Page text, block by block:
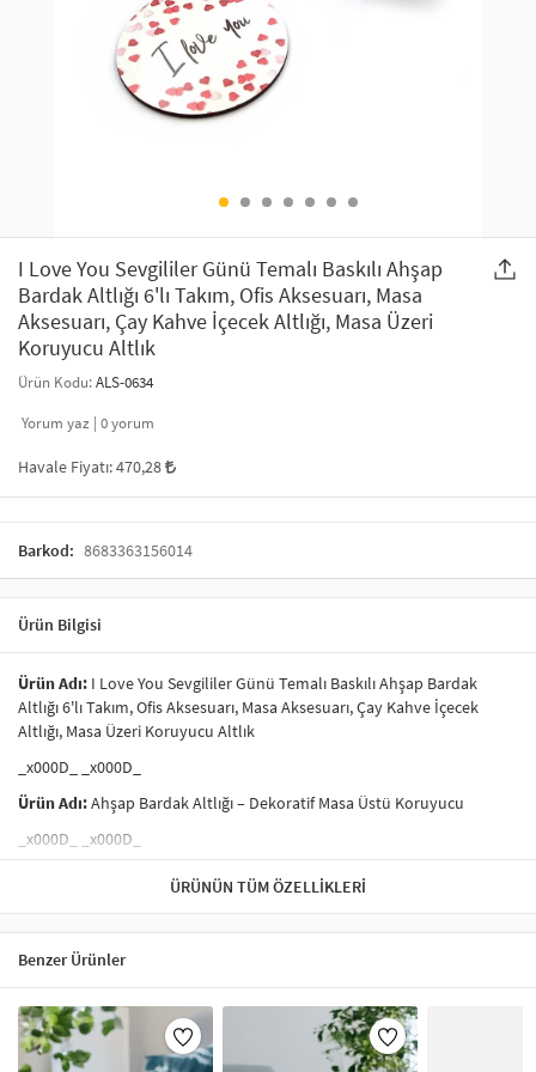
SAÇ AKSESUARLARI
GELİN / DÜĞÜN AKSESUARLARI
ŞAL VE FULAR
ODA KOKUSU VE MUM
YILBAŞI ÜRÜNLERİ
I Love You Sevgililer Günü Temalı Baskılı Ahşap
Bardak Altlığı 6'lı Takım, Ofis Aksesuarı, Masa
Aksesuarı, Çay Kahve İçecek Altlığı, Masa Üzeri
Koruyucu Altlık
Ürün Kodu:ALS-0634
Yorum yaz | 0yorum
Havale Fiyatı:470,28
Barkod: 8683363156014
Ürün Bilgisi
Ürün Adı: I Love You Sevgililer Günü Temalı Baskılı Ahşap Bardak
Altlığı 6'lı Takım, Ofis Aksesuarı, Masa Aksesuarı, Çay Kahve İçecek
Altlığı, Masa Üzeri Koruyucu Altlık
_x000D_ _x000D_
Ürün Adı:Ahşap Bardak Altlığı – Dekoratif Masa Üstü Koruyucu
_x000D_ _x000D_
Masalarınızda şıklığı ve işlevselliği bir araya getiren bu
, sıcak ve soğuk içeceklerin oluşturabileceği izlere karşı
_x000D_ _x000D_
Doğal ahşap dokusuve zarif tasarımı ile hem ev hem de ofis
ortamlarında masa düzenine estetik bir katkı sağlar. Bardakların
kaymasını engelleyen yüzeyi sayesinde pratik ve kullanışlıdır.
ÜRÜNÜN TÜM ÖZELLIKLERI
Benzer Ürünler